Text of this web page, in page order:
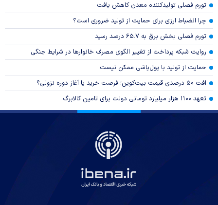
تورم فصلی تولیدکننده معدن کاهش یافت
چرا انضباط ارزی برای حمایت از تولید ضروری است؟
تورم فصلی بخش برق به ۶۵.۷ درصد رسید
روایت شبکه پرداخت از تغییر الگوی مصرف خانوار‌ها در شرایط جنگی
حمایت از تولید با پول‌پاشی ممکن نیست
افت ۵۰ درصدی قیمت بیت‌کوین؛ فرصت خرید یا آغاز دوره نزولی؟
تعهد ۱۱۰۰ هزار میلیارد تومانی دولت برای تامین کالابرگ